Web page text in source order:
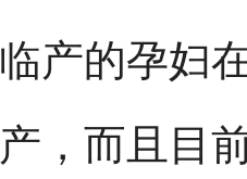
临产的孕妇
产，而且目